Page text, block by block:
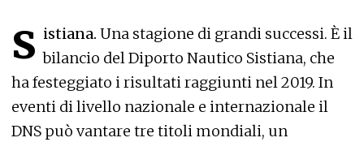
s istiana. Una stagione di grandi successi. È il
bilancio del Diporto Nautico Sistiana, che
ha festeggiato i risultati raggiunti nel 2019. In
eventi di livello nazionale e internazionale il
DNS può vantare tre titoli mondiali, un